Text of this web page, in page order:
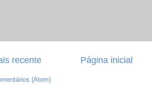
recente Página inicial
(Atom)